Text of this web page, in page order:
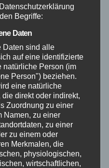
Begriffe:
Daten
Daten sind alle
auf eine identifizierte
natürliche Person (im
Person") beziehen.
eine natürliche
direkt oder indirekt,
Zuordnung zu einer
Namen, zu einer
zu einer
zu einem oder
Merkmalen, die
physiologischen,
wirtschaftlichen,